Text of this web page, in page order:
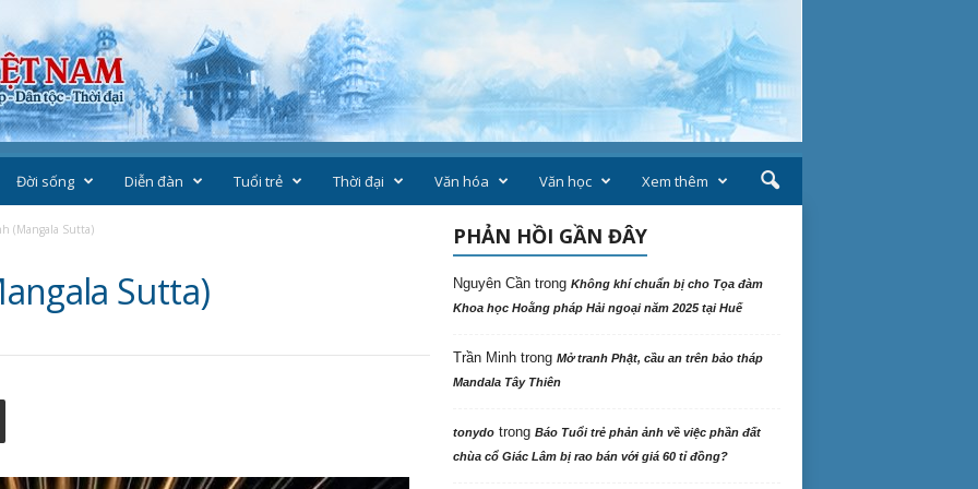
Đời sống Diễn đàn Tuổi trẻ Thời đại Văn hóa Văn học Xem thêm
(Mangala Sutta)
Sutta)
PHẢN HỒI GẦN ĐÂY
Nguyên Cầntrong Không khí chuẩn bị cho Tọa đàm
Khoa học Hoằng pháp Hải ngoại năm 2025 tại Huế
Trần Minhtrong Mở tranh Phật, cầu an trên bảo tháp
Mandala Tây Thiên
tonydotrong Báo Tuổi trẻ phản ảnh về việc phần đất
chùa cổ Giác Lâm bị rao bán với giá 60 tỉ đồng?